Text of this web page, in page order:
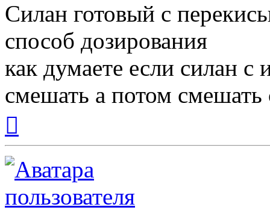
Силан готовый с
способ дозирования
как думаете если силан
смешать а потом
началу